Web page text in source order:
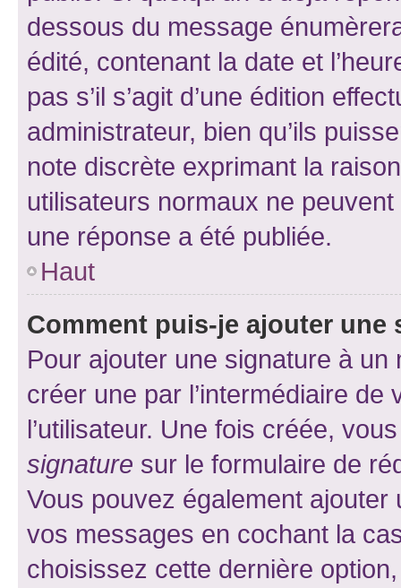
dessous du message
édité, contenant la date et
pas s’il s’agit d’une édition
administrateur, bien qu’ils
note discrète exprimant la
utilisateurs normaux ne
une réponse a été publiée.
Haut
Comment puis-je ajouter une
Pour ajouter une signature à un
créer une par l’intermédiaire
l’utilisateur. Une fois créée,
signature sur le formulaire de
Vous pouvez également
vos messages en cochant la
choisissez cette dernière